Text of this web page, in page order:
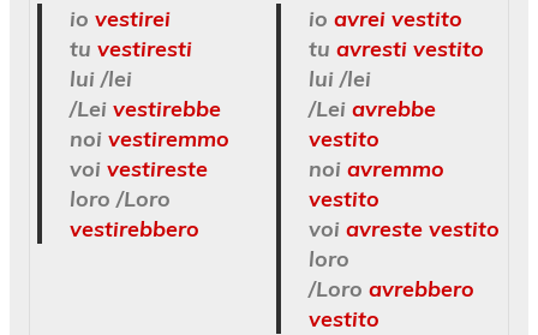
io vestirei
tu vestiresti
lui /lei
/Lei vestirebbe
noi vestiremmo
voi vestireste
loro /Loro
vestirebbero
io avrei vestito
tu avresti vestito
lui /lei
/Lei avrebbe
vestito
noi avremmo
vestito
voi avreste vestito
loro
/Loro avrebbero
vestito